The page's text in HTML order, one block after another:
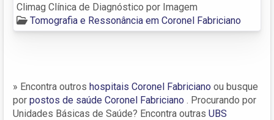
Climag Clínica de Diagnóstico por Imagem
Tomografia e Ressonância em Coronel Fabriciano
» Encontra outros hospitais Coronel Fabriciano ou busque
por postos de saúde Coronel Fabriciano . Procurando por
Unidades Básicas de Saúde? Encontra outras UBS